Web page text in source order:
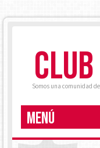
Somos una comunidad
MENÚ